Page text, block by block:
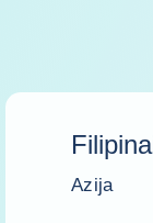
Azija